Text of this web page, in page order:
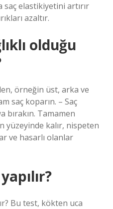
saç elastikiyetini artırır
azaltır.
olduğu
örneğin üst, arka ve
saç koparın. – Saç
bırakın. Tamamen
yüzeyinde kalır, nispeten
ve hasarlı olanlar
Bu test, kökten uca